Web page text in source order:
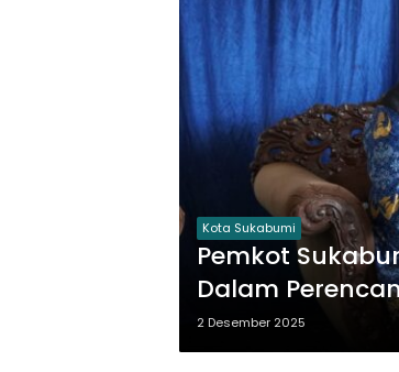
Kota Sukabumi
Pemkot
Dalam
2 Desember 2025